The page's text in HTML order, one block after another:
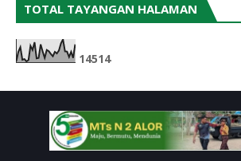
TOTAL TAYANGAN HALAMAN
14514